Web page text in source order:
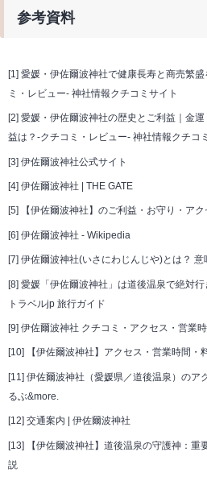
参考資料
[1] 愛媛・伊佐爾波神社で健康長寿と商売繁
ミ・レビュー- 神社情報クチコミサイト
[2] 愛媛・伊佐爾波神社の歴史とご利益｜金
益は？-クチコミ・レビュー- 神社情報クチコ
[3] 伊佐爾波神社公式サイト
[4] 伊佐爾波神社 | THE GATE
[5] 【伊佐爾波神社】のご利益・お守り・ア
[6] 伊佐爾波神社 - Wikipedia
[7] 伊佐爾波神社(いさにわじんじや)とは？ 意
[8] 愛媛「伊佐爾波神社」は道後温泉で絶対
トラベルjp 旅行ガイド
[9] 伊佐爾波神社 クチコミ・アクセス・営業
[10] 【伊佐爾波神社】アクセス・営業時間・
[11] 伊佐爾波神社（愛媛県／道後温泉）のア
るぶ&more.
[12] 交通案内 | 伊佐爾波神社
[13]
【伊佐爾波神社】道後温泉の守護神：
説